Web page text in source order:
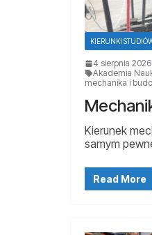
KIERUNKI
4 sierpnia 2026
Akademia
mechanika i
Kierunek
samym
Read More